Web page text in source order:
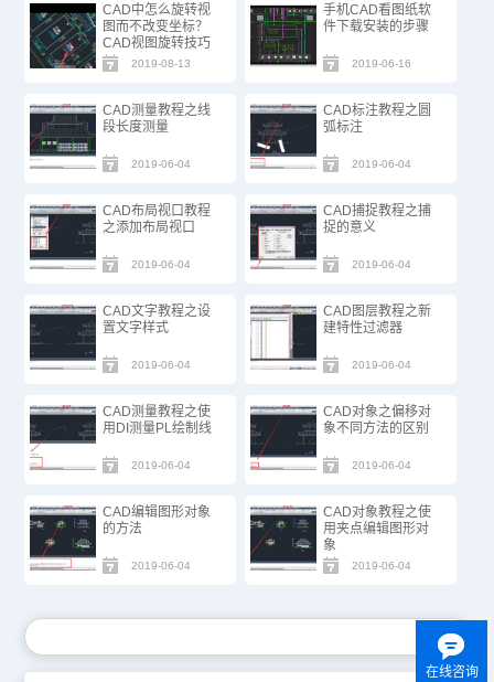
CAD中怎么旋转视
图而不改变坐标？
CAD视图旋转技巧
2019-08-13
手机CAD看图纸软
件下载安装的步骤
2019-06-16
CAD测量教程之线
段长度测量
2019-06-04
CAD标注教程之圆
弧标注
2019-06-04
CAD布局视口教程
之添加布局视口
2019-06-04
CAD捕捉教程之捕
捉的意义
2019-06-04
CAD文字教程之设
置文字样式
2019-06-04
CAD图层教程之新
建特性过滤器
2019-06-04
CAD测量教程之使
用DI测量PL绘制线
2019-06-04
CAD对象之偏移对
象不同方法的区别
2019-06-04
CAD编辑图形对象
的方法
2019-06-04
CAD对象教程之使
用夹点编辑图形对
象
2019-06-04
在线咨询